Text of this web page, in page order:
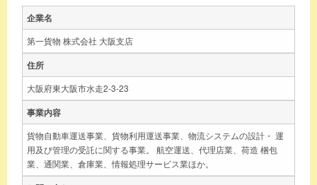
企業名
第一貨物 株式会社 大阪支店
住所
大阪府東大阪市水走2-3-23
事業内容
貨物自動車運送事業、貨物利用運送事業、物流システムの設計・ 運
用及び管理の受託に関する事業。 航空運送、代理店業、荷造 梱包
業、通関業、倉庫業、情報処理サービス業ほか。